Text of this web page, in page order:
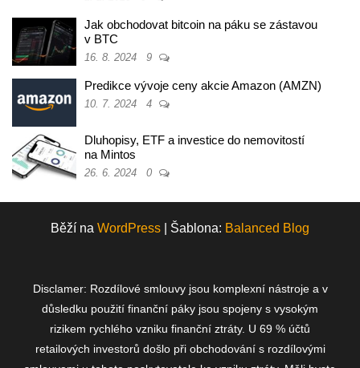
Jak obchodovat bitcoin na páku se zástavou
v BTC
16. 8. 2024 9
Predikce vývoje ceny akcie Amazon (AMZN)
10. 7. 2024 4
Dluhopisy, ETF a investice do nemovitostí
na Mintos
26. 6. 2024 0
Běží na WordPress Šablona: Balanced Blog
Disclamer: Rozdílové smlouvy jsou komplexní nástroje a v
důsledku použití finanční páky jsou spojeny s vysokým
rizikem rychlého vzniku finanční ztráty. U 69 % účtů
retailových investorů došlo při obchodování s rozdílovými